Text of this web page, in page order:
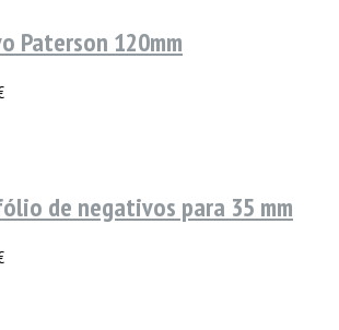
Paterson 120mm
de negativos para 35 mm